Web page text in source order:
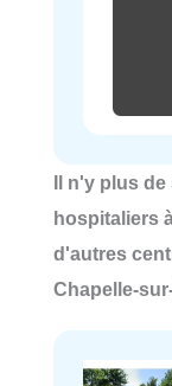
Il n'y plus
hospitaliers
d'autres
Chapelle-